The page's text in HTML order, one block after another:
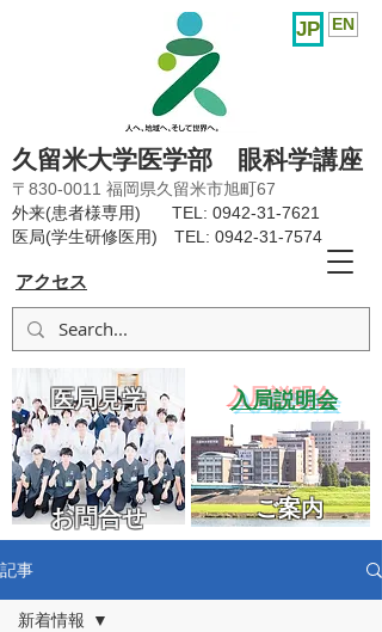
アクセス
久留米大学医学部 眼科学講座
〒830-0011 福岡県久留米市旭町67
外来(患者様専用) TEL: 0942-31-7621
医局(学生研修医用) TEL: 0942-31-7574
JP EN
​入局説明会
ご案内
医局見学
お問合せ
記事
新着情報